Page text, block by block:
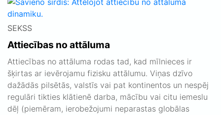
SEKSS
Attiecības no attāluma
Attiecības no attāluma rodas tad, kad mīlnieces ir
šķirtas ar ievērojamu fizisku attālumu. Viņas dzīvo
dažādās pilsētās, valstīs vai pat kontinentos un nespēj
regulāri tikties klātienē darba, mācību vai citu iemeslu
dēļ (piemēram, ierobežojumi neparastas globālas